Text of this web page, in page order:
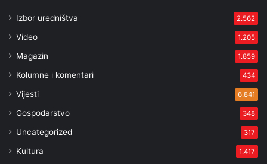
Izbor uredništva 2.562
Video 1.205
Magazin 1.859
Kolumne i komentari 434
Vijesti 6.841
Gospodarstvo 348
Uncategorized 317
Kultura 1.417